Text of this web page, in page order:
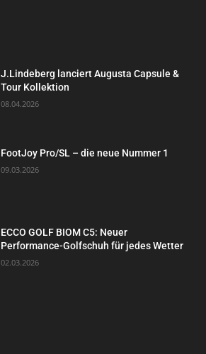
J.Lindeberg lanciert Augusta Capsule &
Tour Kollektion
08.04.2026
FootJoy Pro/SL – die neue Nummer 1
09.03.2026
ECCO GOLF BIOM C5: Neuer
Performance-Golfschuh für jedes Wetter
02.03.2026